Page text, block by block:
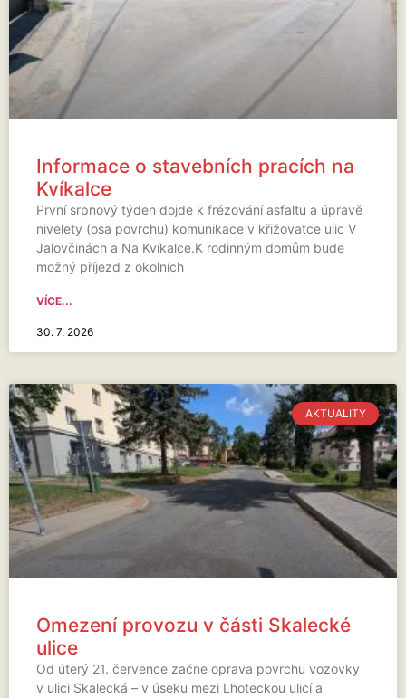
Informace o stavebních pracích na
Kvíkalce
První srpnový týden dojde k frézování asfaltu a úpravě
nivelety (osa povrchu) komunikace v křižovatce ulic V
Jalovčinách a Na Kvíkalce.K rodinným domům bude
možný příjezd z okolních
VÍCE...
30. 7. 2026
AKTUALITY
Omezení provozu v části Skalecké
ulice
Od úterý 21. července začne oprava povrchu vozovky
v ulici Skalecká – v úseku mezi Lhoteckou ulicí a